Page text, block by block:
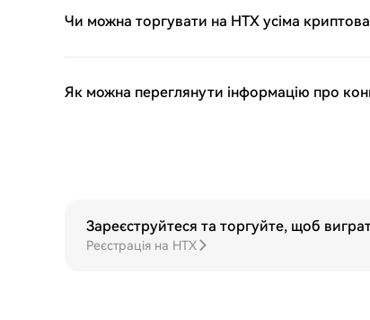
Чи можна торгувати на HTX усіма
Як можна переглянути інформацію про
Зареєструйтеся та торгуйте, щоб
Реєстрація на HTX